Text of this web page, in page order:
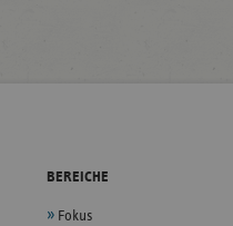
BEREICHE
Fokus